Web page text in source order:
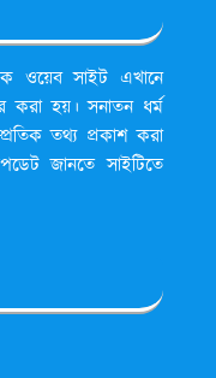
ওয়েব সাইট এখানে
করা হয়। সনাতন ধর্ম
তথ্য প্রকাশ করা
জানতে সাইটিতে